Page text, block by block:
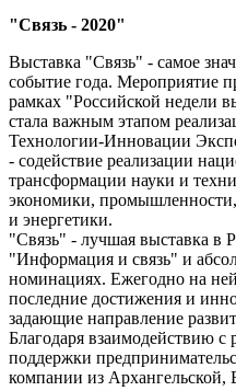
"Связь - 2020"
Выставка "Связь" - самое
событие года. Мероприятие
рамках "Российской недели
стала важным этапом
Технологии-Инновации
- содействие реализации
трансформации науки и
экономики,
и энергетики.
"Связь" - лучшая выставка в
"Информация и связь" и
номинациях. Ежегодно на
последние достижения и
задающие направление
Благодаря взаимодействию
поддержки
компании из Архангельской,